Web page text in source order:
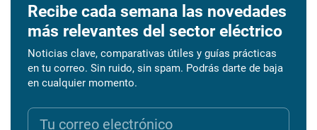
Recibe cada semana las novedades
más relevantes del sector eléctrico
Noticias clave, comparativas útiles y guías prácticas
en tu correo. Sin ruido, sin spam. Podrás darte de baja
en cualquier momento.